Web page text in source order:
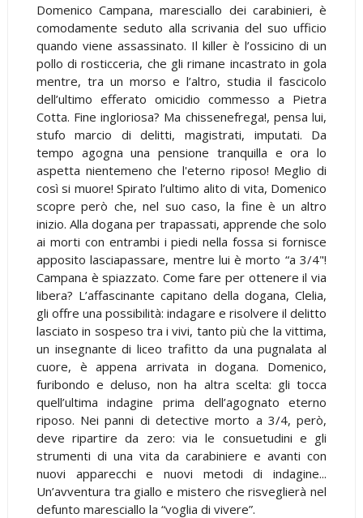
Domenico Campana, maresciallo dei carabinieri, è
comodamente seduto alla scrivania del suo ufficio
quando viene assassinato. Il killer è l’ossicino di un
pollo di rosticceria, che gli rimane incastrato in gola
mentre, tra un morso e l’altro, studia il fascicolo
dell’ultimo efferato omicidio commesso a Pietra
Cotta. Fine ingloriosa? Ma chissenefrega!, pensa lui,
stufo marcio di delitti, magistrati, imputati. Da
tempo agogna una pensione tranquilla e ora lo
aspetta nientemeno che l'eterno riposo! Meglio di
così si muore! Spirato l’ultimo alito di vita, Domenico
scopre però che, nel suo caso, la fine è un altro
inizio. Alla dogana per trapassati, apprende che solo
ai morti con entrambi i piedi nella fossa si fornisce
apposito lasciapassare, mentre lui è morto “a 3/4"!
Campana è spiazzato. Come fare per ottenere il via
libera? L’affascinante capitano della dogana, Clelia,
gli offre una possibilità: indagare e risolvere il delitto
lasciato in sospeso tra i vivi, tanto più che la vittima,
un insegnante di liceo trafitto da una pugnalata al
cuore, è appena arrivata in dogana. Domenico,
furibondo e deluso, non ha altra scelta: gli tocca
quell’ultima indagine prima dell’agognato eterno
riposo. Nei panni di detective morto a 3/4, però,
deve ripartire da zero: via le consuetudini e gli
strumenti di una vita da carabiniere e avanti con
nuovi apparecchi e nuovi metodi di indagine...
Un’avventura tra giallo e mistero che risveglierà nel
defunto maresciallo la “voglia di vivere”.